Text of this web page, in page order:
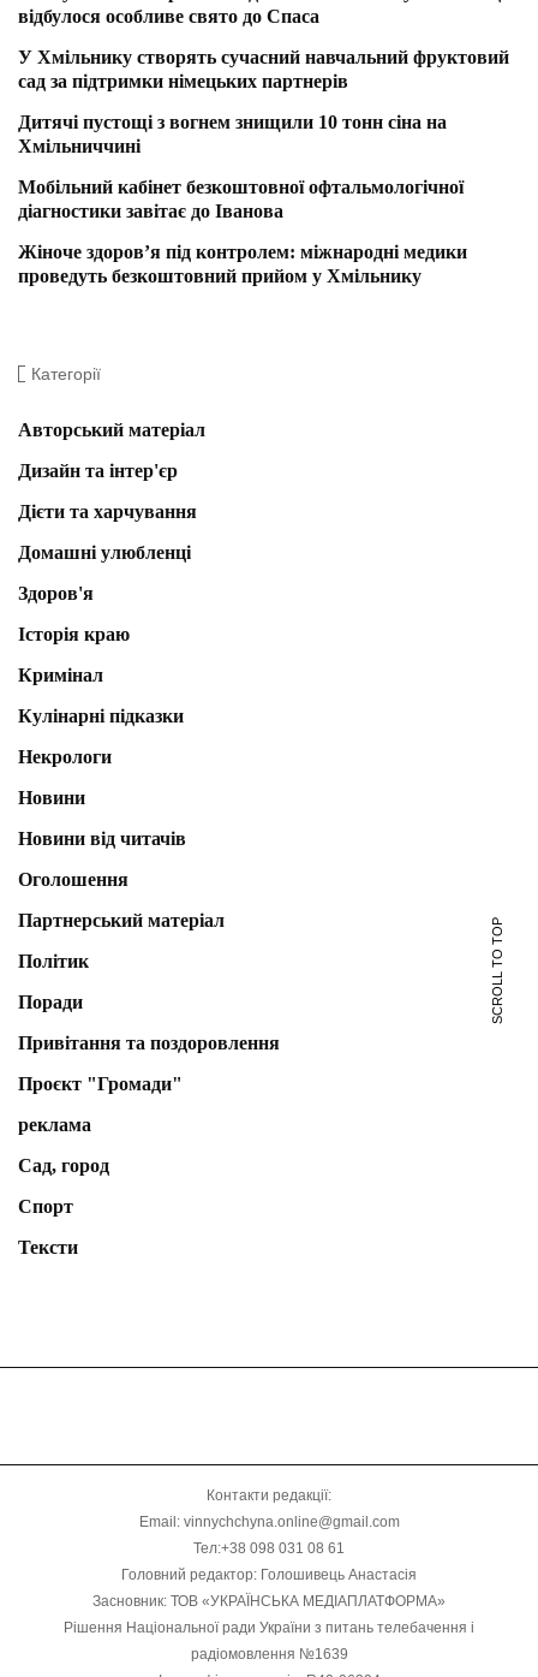
відбулося особливе свято до Спаса
У Хмільнику створять сучасний навчальний фруктовий
сад за підтримки німецьких партнерів
Дитячі пустощі з вогнем знищили 10 тонн сіна на
Хмільниччині
Мобільний кабінет безкоштовної офтальмологічної
діагностики завітає до Іванова
Жіноче здоров’я під контролем: міжнародні медики
проведуть безкоштовний прийом у Хмільнику
Категорії
Авторський матеріал
Дизайн та інтер'єр
Дієти та харчування
Домашні улюбленці
Здоров'я
Історія краю
Кримінал
Кулінарні підказки
Некрологи
Новини
Новини від читачів
Оголошення
Партнерський матеріал
Політик
Поради
Привітання та поздоровлення
Проєкт "Громади"
реклама
Сад, город
Спорт
Тексти
SCROLL TO TOP
Контакти редакції:
Email: vinnychchyna.online@gmail.com
Тел:+38 098 031 08 61
Головний редактор: Голошивець Анастасія
Засновник: ТОВ «УКРАЇНСЬКА МЕДІАПЛАТФОРМА»
Рішення Національної ради України з питань телебачення і
радіомовлення №1639